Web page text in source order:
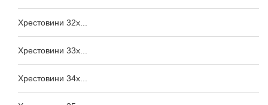
Хрестовини 32x...
Хрестовини 33x...
Хрестовини 34x...